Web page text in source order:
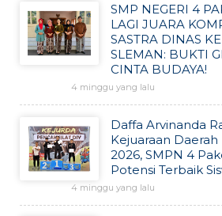
SMP NEGERI 4
LAGI JUARA
SASTRA DINAS
SLEMAN: BUKTI
CINTA BUDAYA!
4 minggu yang lalu
Daffa Arvinanda
Kejuaraan
2026, SMPN 4
Potensi Terbaik
4 minggu yang lalu